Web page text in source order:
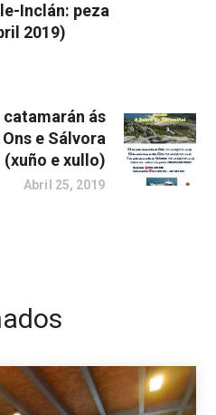
Inclán: peza
2019)
catamarán ás
e Sálvora
(xuño e xullo)
Abril 25, 2019